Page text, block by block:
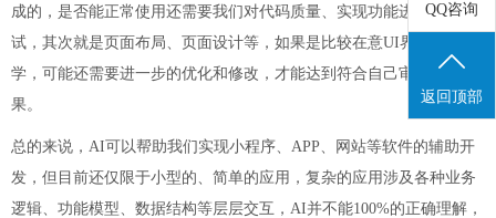
成的，是否能正常使用还需要我们对代码质量、实现功能进行逐个调
试，其次就是页面布局、页面设计等，如果是比较在意UI界面的同
学，可能还需要进一步的优化和修改，才能达到符合自己审美的效
果。
总的来说，AI可以帮助我们实现小程序、APP、网站等软件的辅助开
发，但目前还仅限于小型的、简单的应用，复杂的应用涉及各种业务
逻辑、功能模型、数据结构等层层交互，AI并不能100%的正确理解，
QQ咨询
返回顶部